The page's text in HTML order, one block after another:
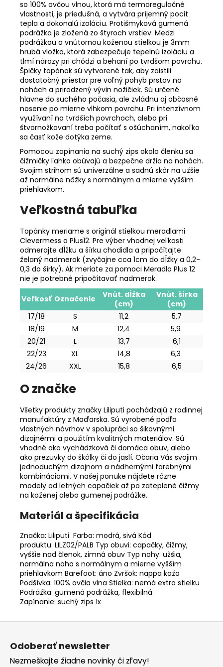
so 100% ovčou vlnou, ktorá má termoregulačné
vlastnosti, je priedušná, a vytvára príjemný pocit
tepla a dokonalú izoláciu. Protišmyková gumená
podrážka je zložená zo štyroch vrstiev. Medzi
podrážkou a vnútornou koženou stielkou je 3mm
hrubá vložka, ktorá zabezpečuje tepelnú izoláciu a
tlmí nárazy pri chôdzi a behaní po tvrdšom povrchu.
Špičky topánok sú vytvorené tak, aby zaistili
dostatočný priestor pre voľný pohyb prstov na
nohách a prirodzený vývin nožičiek. Sú určené
hlavne do suchého počasia, ale zvládnu aj občasné
nosenie po mierne vlhkom povrchu. Pri intenzívnom
využívaní na tvrdších povrchoch, alebo pri
štvornožkovaní treba počítať s ošúchaním, nakoľko
sa časť kože dotýka zeme.
Pomocou zapínania na suchý zips okolo členku sa
čižmičky ľahko obúvajú a bezpečne držia na nohách.
Svojim strihom sú univerzálne a sadnú skôr na užšie
až normálne nôžky s normálnym a mierne vyšším
priehlavkom.
Veľkostná tabuľka
Topánky meriame s originál stielkou meradlami
Clevermess a Plus12. Pre výber vhodnej veľkosti
odmerajte dĺžku a šírku chodidla a pripočítajte
želaný nadmerok (zvyčajne cca 1cm do dĺžky a 0,2-
0,3 do šírky). Ak meriate za pomoci Meradla Plus 12
nie je potrebné pripočítavať nadmerok.
Veľkosť Označenie
Vnút. dĺžka
(cm)
Vnút. šírka
(cm)
17/18
S 11,2
5,7
18/19
M 12,4
5,9
20/21
L 13,7
6,1
22/23
XL 14,8
6,3
24/26
XXL 15,8 6,5
O značke
Všetky produkty značky Liliputi pochádzajú z rodinnej
manufaktúry z Maďarska. Sú vyrobené podľa
vlastných návrhov v spolupráci so šikovnými
dizajnérmi a použitím kvalitných materiálov. Sú
vhodné ako vychádzková či domáca obuv, alebo
ako prezuvky do škôlky či do jaslí. Očaria Vás svojim
jednoduchým dizajnom a nádhernými farebnými
kombináciami. V našej ponuke nájdete rôzne
modely od letných capačiek až po zateplené čižmy
na koženej alebo gumenej podrážke.
Materiál a špecifikácia
Značka: Liliputi Farba: modrá, sivá Kód
produktu: LILZ02/PALB Typ obuvi: capačky, čižmy,
vyššie nad členok, zimná obuv Typ nohy: užšia,
normálna noha s normálnym a mierne vyšším
priehlavkom Barefoot: áno Zvršok: nappa koža
Podšívka: 100% ovčia vlna Stielka: nemá extra stielku
Podrážka: gumená podrážka, flexibilná
Zapínanie: suchý zips 1x
Odoberať newsletter
Nezmeškajte žiadne novinky či zľavy!